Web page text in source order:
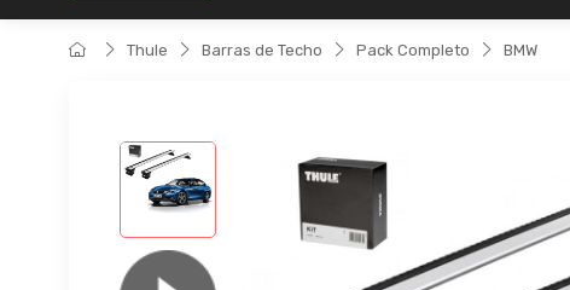
Thule Barras de Techo Pack Completo BMW